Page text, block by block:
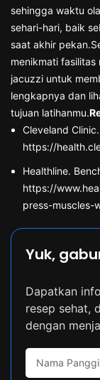
sehingga waktu
sehari-hari, baik
saat akhir
menikmati fasilitas
jacuzzi untuk
lengkapnya dan
tujuan latihanmu.
Cleveland
https://
Healthline.
https://
press-muscles-
Yuk,
Dapatkan
resep sehat,
dengan